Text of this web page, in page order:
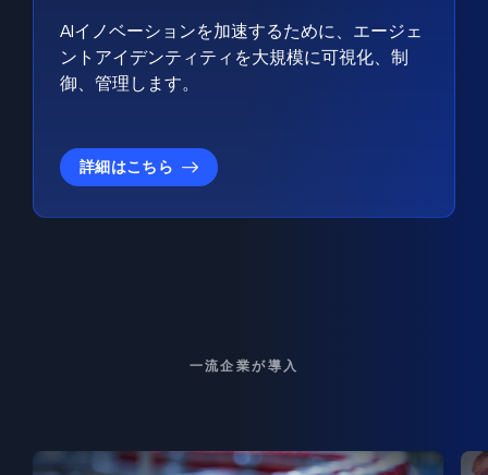
AIイノベーションを加速するために、エージェ
ントアイデンティティを大規模に可視化、制
御、管理します。
詳細はこちら
一流企業が導入